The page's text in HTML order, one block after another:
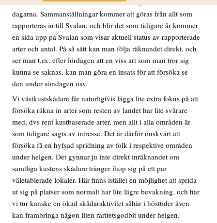
dagarna. Sammanställningar kommer att göras från allt som
rapporteras in till Svalan, och blir det som tidigare år kommer
en sida upp på Svalan som visar aktuell status av rapporterade
arter och antal. På så sätt kan man följa räknandet direkt, och
ser man t.ex. efter lördagen att en viss art som man tror sig
kunna se saknas, kan man göra en insats för att försöka se
den under söndagen osv.
Vi västkustskådare får naturligtvis lägga lite extra fokus på att
försöka räkna in arter som resten av landet har lite svårare
med, dvs rent kustbaserade arter, men allt i alla områden är
som tidigare sagts av intresse. Det är därför önskvärt att
försöka få en hyfsad spridning av folk i respektive områden
under helgen. Det gynnar ju inte direkt inräknandet om
samtliga kustens skådare tränger ihop sig på ett par
väletablerade lokaler. Här finns istället en möjlighet att sprida
ut sig på platser som normalt har lite lägre bevakning, och har
vi tur kanske en ökad skådaraktivitet såhär i hösttider även
kan frambringa någon liten raritetsgodbit under helgen.